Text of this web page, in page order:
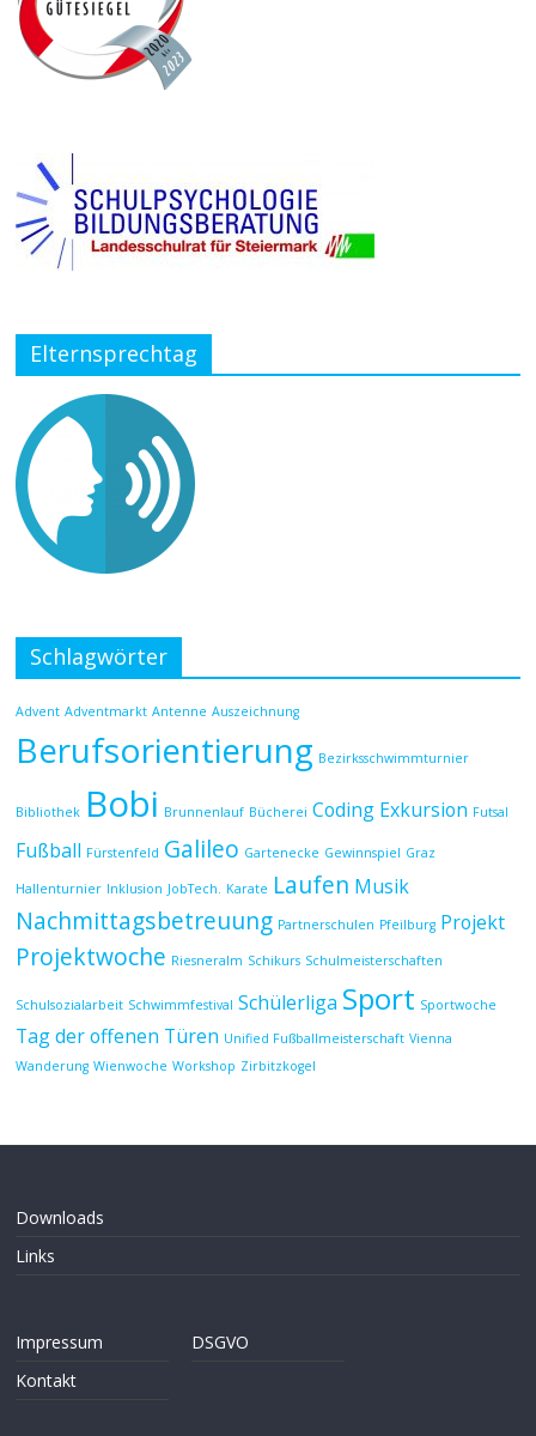
Elternsprechtag
Schlagwörter
Advent Adventmarkt Antenne Auszeichnung
Berufsorientierung Bezirksschwimmturnier
Bibliothek Bobi Brunnenlauf Bücherei Coding Exkursion Futsal
Fußball Fürstenfeld Galileo Gartenecke Gewinnspiel Graz
Hallenturnier Inklusion JobTech. Karate Laufen Musik
Nachmittagsbetreuung Partnerschulen Pfeilburg Projekt
Projektwoche Riesneralm Schikurs Schulmeisterschaften
Schulsozialarbeit Schwimmfestival Schülerliga Sport Sportwoche
Tag der offenen Türen Unified Fußballmeisterschaft Vienna
Wanderung Wienwoche Workshop Zirbitzkogel
Downloads
Links
Impressum
Kontakt
DSGVO